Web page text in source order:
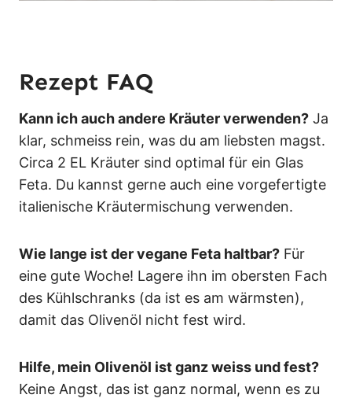
Rezept FAQ
Kann ich auch andere Kräuter verwenden? Ja
klar, schmeiss rein, was du am liebsten magst.
Circa 2 EL Kräuter sind optimal für ein Glas
Feta. Du kannst gerne auch eine vorgefertigte
italienische Kräutermischung verwenden.
Wie lange ist der vegane Feta haltbar? Für
eine gute Woche! Lagere ihn im obersten Fach
des Kühlschranks (da ist es am wärmsten),
damit das Olivenöl nicht fest wird.
Hilfe, mein Olivenöl ist ganz weiss und fest?
Keine Angst, das ist ganz normal, wenn es zu